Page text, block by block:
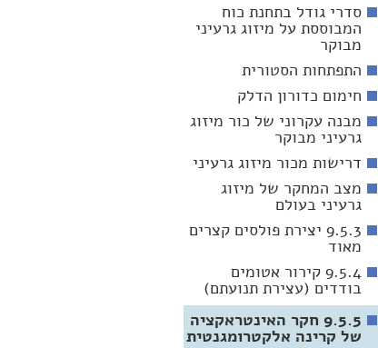
סדרי גודל בתחנת כוח
המבוססת על מיזוג גרעיני
מבוקר
התפתחות הסטורית
חימום כדורון הדלק
מבנה עקרוני של כור מיזוג
גרעיני מבוקר
דרישות מכור מיזוג גרעיני
מצב המחקר של מיזוג
גרעיני בעולם
9.5.3 יצירת פולסים קצרים
מאוד
9.5.4 קירור אטומים
בודדים (עצירת תנועתם)
9.5.5 חקר האינטראקציה
של קרינה אלקטרומגנטית